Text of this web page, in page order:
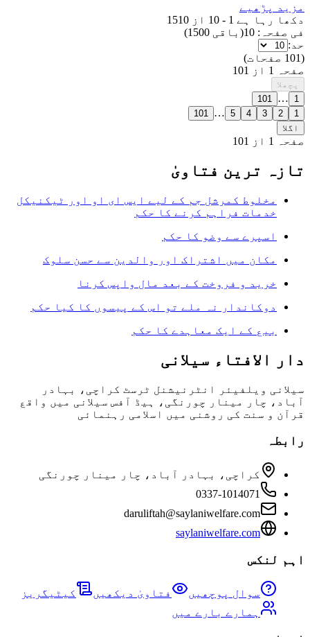
مزید پڑھیے
دکھا رہا ہے 1
-
10 از 1510
فی صفحہ: 10
( باقی 1500
)
حد:
(
101 صفحات)
صفحہ 1 از 101
پچھلا
1
…
101
1
2
3
4
5
…
101
اگلا
صفحہ 1 از 101
تازہ ترین فتاویٰ
مخلوط کمرشل جم کے لیے ایس ای او اور ٹیکنیکل
خدمات فراہم کرنے کا حکم
اسپرے سے وضو کا حکم
مکان میں اشتراک اور والدین سے حسن سلوک
خرید و فروخت کے بعد مال واپس کرنا
دوکاندار نہ ملے تو اس کے پیسوں کا کیا حکم
بیع کے ایک معاہدے کا حکم
دار الافتاء سیلانی
سیلانی ویلفیئر انٹرنیشنل ٹرسٹ کراچی، بہادر
آباد، چار مینار چورنگی، ہیڈ آفس سیلانی میں واقع
قرآن و سنت کی روشنی میں اسلامی رہنمائی
رابطہ
کراچی، بہادر آباد، چار مینار چورنگی
0337-1014071
daruliftah@saylaniwelfare.com
saylaniwelfare.com
اہم لنکس
سوال پوچھیں فتاویٰ دیکھیں
کیٹیگریز
ہمارے بارے میں